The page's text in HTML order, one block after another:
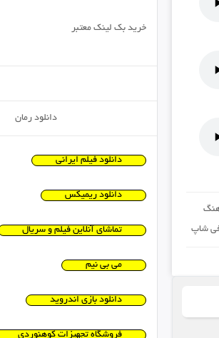
شاپ
خرید بک لینک معتبر
دانلود رمان
دانلود فیلم ایرانی
دانلود ریمیکس
تماشای آنلاین فیلم و سریال
می بی نیم
دانلود بازی اندروید
فروشگاه تجهیزات کوهنوردی